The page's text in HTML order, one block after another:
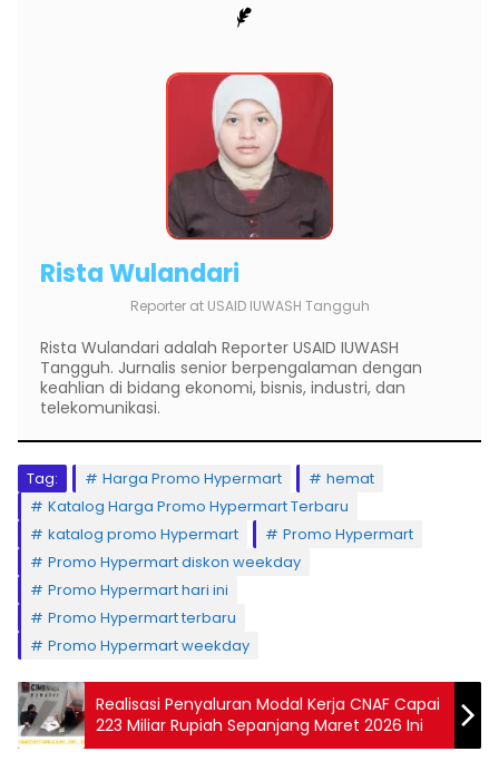
Rista Wulandari
Reporter at USAID IUWASH Tangguh
Rista Wulandari adalah Reporter USAID IUWASH
Tangguh. Jurnalis senior berpengalaman dengan
keahlian di bidang ekonomi, bisnis, industri, dan
telekomunikasi.
Tag: Harga Promo Hypermart
hemat
Katalog Harga Promo Hypermart Terbaru
katalog promo Hypermart
Promo Hypermart
Promo Hypermart diskon weekday
Promo Hypermart hari ini
Promo Hypermart terbaru
Promo Hypermart weekday
Realisasi Penyaluran Modal Kerja CNAF Capai
223 Miliar Rupiah Sepanjang Maret 2026 Ini